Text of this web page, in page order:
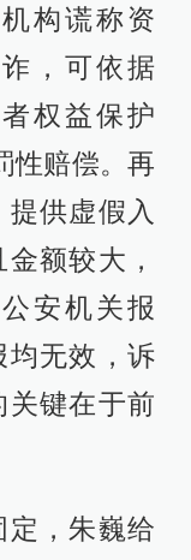
构谎称资
，可依据
权益保护
性赔偿。再
供虚假入
额较大，
安机关报
均无效，诉
键在于前
，朱巍给